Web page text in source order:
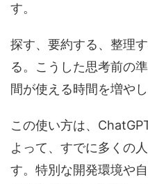
す。
探す、要約する、整理
る。こうした思考前の
間が使える時間を増やし
この使い方は、
よって、すでに多くの
す。特別な開発環境や